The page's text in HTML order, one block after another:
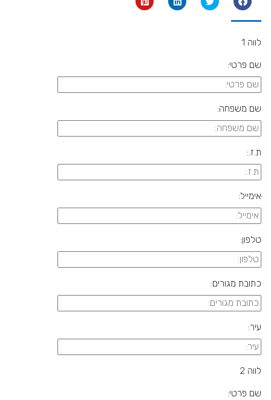
לווה 1
שם פרטי:
שם משפחה:
ת.ז.:
ּאימייל:
ּטלפון:
כתובת מגורים:
עיר:
לווה 2
שם פרטי: